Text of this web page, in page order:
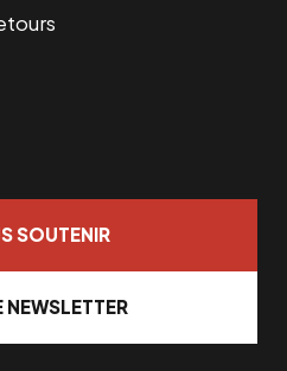
SOUTENIR
NEWSLETTER